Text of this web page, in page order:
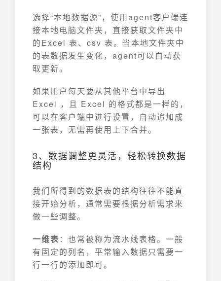
选择“本地数据源”，使用agent客户端连
接本地电脑文件夹，直接获取文件夹中
的Excel 表、csv 表。当本地文件夹中
的表数据发生变化，agent可以自动获
取更新。
如果用户每天要从其他平台中导出
Excel ，且 Excel 的格式都是一样的，
可以在客户端中进行设置，自动追加成
一张表，无需再使用上下合并。
3、数据调整更灵活，轻松转换数据
结构
我们所得到的数据表的结构往往不能直
接开始分析，通常需要根据分析需求来
做一些调整。
一维表 ：也常被称为流水线表格。一般
有固定的列名，平常输入数据只需要一
行一行的添加即可。